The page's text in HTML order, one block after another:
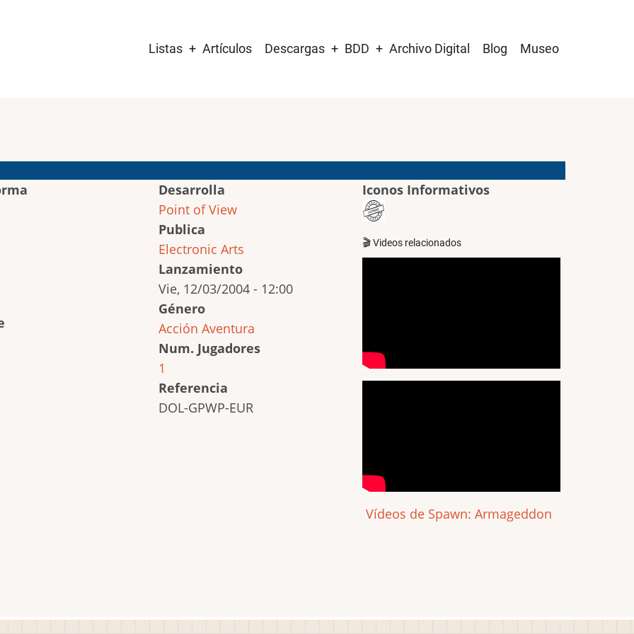
navigation
Listas Artículos Descargas BDD Archivo Digital Blog Museo
Desarrolla
Point of View
Publica
Electronic Arts
Lanzamiento
Vie, 12/03/2004 - 12:00
Género
Acción Aventura
Num. Jugadores
1
Referencia
DOL-GPWP-EUR
Iconos Informativos
🎬 Videos relacionados
Vídeos de Spawn: Armageddon